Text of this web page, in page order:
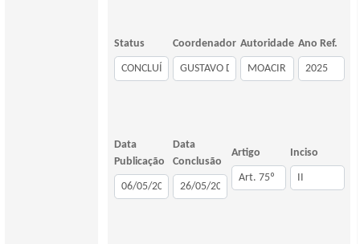
Status Coordenador Autoridade Ano Ref.
Data
Publicação
Data
Conclusão
Artigo Inciso